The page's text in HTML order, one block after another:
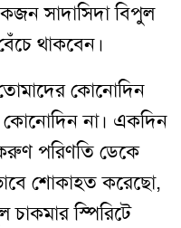
সাদাসিদা বিপুল
থাকবেন।
কোনোদিন
কোনোদিন না। একদিন
পরিণতি ডেকে
শোকাহত করেছো,
স্পিরিটে